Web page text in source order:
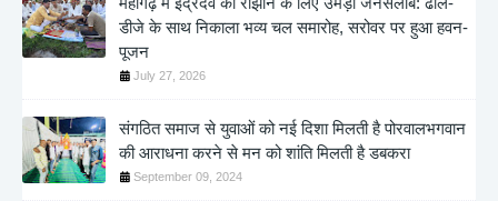
डीजे के साथ निकाला भव्य चल समारोह, सरोवर पर हुआ हवन-
पूजन
July 27, 2026
संगठित समाज से युवाओं को नई दिशा मिलती है पोरवालभगवान
की आराधना करने से मन को शांति मिलती है डबकरा
September 09, 2024